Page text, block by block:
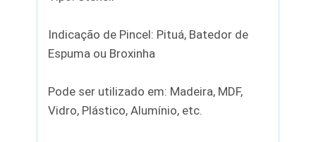
Indicação de Pincel: Pituá, Batedor de
Espuma ou Broxinha
Pode ser utilizado em: Madeira, MDF,
Vidro, Plástico, Alumínio, etc.